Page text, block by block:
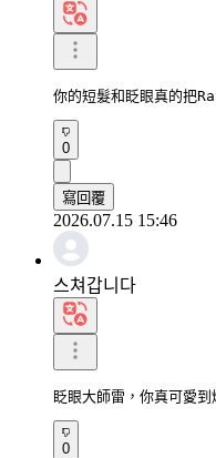
你的短髮和眨眼真的把
0
寫回覆
2026.07.15 15:46
스쳐갑니다
眨眼大師雷，你真可愛
0